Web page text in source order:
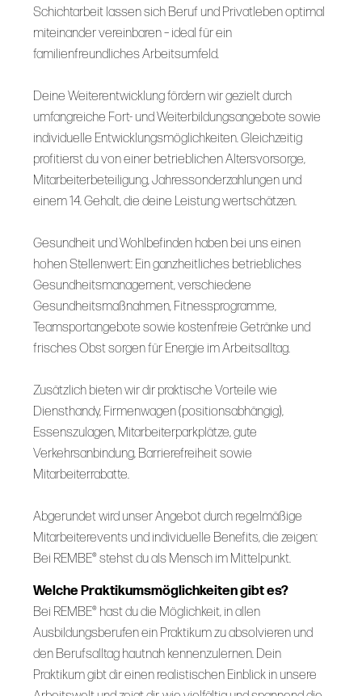
Schichtarbeit lassen sich Beruf und Privatleben optimal
miteinander vereinbaren – ideal für ein
familienfreundliches Arbeitsumfeld.
Deine Weiterentwicklung fördern wir gezielt durch
umfangreiche Fort- und Weiterbildungsangebote sowie
individuelle Entwicklungsmöglichkeiten. Gleichzeitig
profitierst du von einer betrieblichen Altersvorsorge,
Mitarbeiterbeteiligung, Jahressonderzahlungen und
einem 14. Gehalt, die deine Leistung wertschätzen.
Gesundheit und Wohlbefinden haben bei uns einen
hohen Stellenwert: Ein ganzheitliches betriebliches
Gesundheitsmanagement, verschiedene
Gesundheitsmaßnahmen, Fitnessprogramme,
Teamsportangebote sowie kostenfreie Getränke und
frisches Obst sorgen für Energie im Arbeitsalltag.
Zusätzlich bieten wir dir praktische Vorteile wie
Diensthandy, Firmenwagen (positionsabhängig),
Essenszulagen, Mitarbeiterparkplätze, gute
Verkehrsanbindung, Barrierefreiheit sowie
Mitarbeiterrabatte.
Abgerundet wird unser Angebot durch regelmäßige
Mitarbeiterevents und individuelle Benefits, die zeigen:
Bei REMBE® stehst du als Mensch im Mittelpunkt.
Welche Praktikumsmöglichkeiten gibt es?
Bei REMBE® hast du die Möglichkeit, in allen
Ausbildungsberufen ein Praktikum zu absolvieren und
den Berufsalltag hautnah kennenzulernen. Dein
Praktikum gibt dir einen realistischen Einblick in unsere